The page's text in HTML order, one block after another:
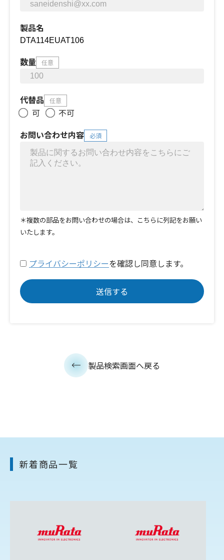
製品名
数量 任意
代替品 任意
可
不可
お問い合わせ内容
必須
＊複数の部品をお問い合わせの場合は、こちらに列記をお願い
いたします。
プライバシーポリシーを確認し同意します。
製品検索画面へ戻る
新着商品一覧